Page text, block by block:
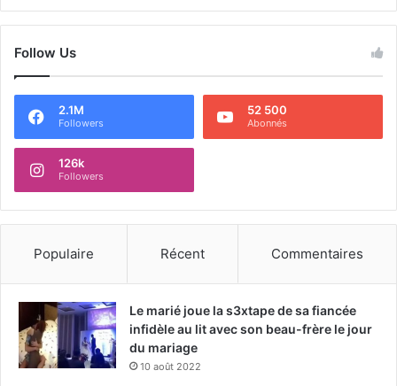
Follow Us
2.1M
Followers
52 500
Abonnés
126k
Followers
Populaire Récent Commentaires
Le marié joue la s3xtape de sa fiancée
infidèle au lit avec son beau-frère le jour
du mariage
10 août 2022